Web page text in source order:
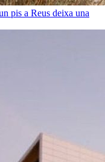
pis a Reus deixa una